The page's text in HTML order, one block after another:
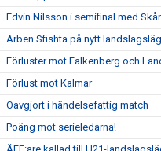
Edvin Nilsson i semifinal med
Arben Sfishta på nytt
Förluster mot Falkenberg och
Förlust mot Kalmar
Oavgjort i händelsefattig match
Poäng mot serieledarna!